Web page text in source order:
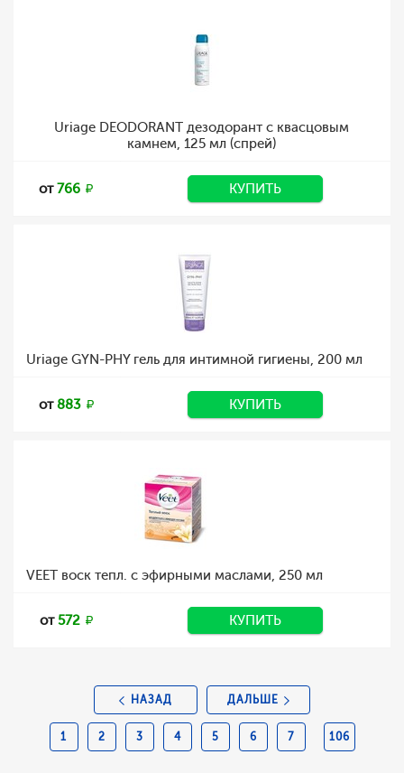
Uriage DEODORANT дезодорант с квасцовым
камнем, 125 мл (спрей)
от766 КУПИТЬ
Uriage GYN-PHY гель для интимной гигиены, 200 мл
от883 КУПИТЬ
VEET воск тепл. с эфирными маслами, 250 мл
от572 КУПИТЬ
НАЗАД
1 2 3 4 5 6 7 106
ДАЛЬШЕ